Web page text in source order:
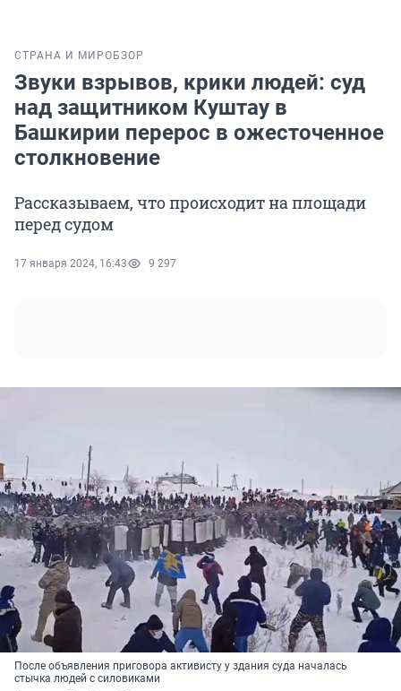
СТРАНА И МИРОБЗОР
Звуки взрывов, крики людей: суд
над защитником Куштау в
Башкирии перерос в ожесточенное
столкновение
Рассказываем, что происходит на площади
перед судом
17 января 2024, 16:43 9 297
После объявления приговора активисту у здания суда началась
стычка людей с силовиками